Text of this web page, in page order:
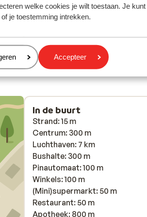
welke cookies je wilt toestaan. Je
je toestemming intrekken.
Accepteer
Kamer was schoon en netjes
bij het balkon, uitzicht op zee
verkeer ( soms wat in de
erg lekker! Genoeg
ook..Christina, Gary en hondje
Kamer was schoon en netjes
bij het balkon, uitzicht op zee
AnneliesMet partner
In de buurt
Strand: 15 m
Centrum: 300 m
Luchthaven: 7 km
Bushalte: 300 m
Pinautomaat: 100 m
Winkels: 100 m
(Mini)supermarkt: 50 m
Restaurant: 50 m
Apotheek: 800 m